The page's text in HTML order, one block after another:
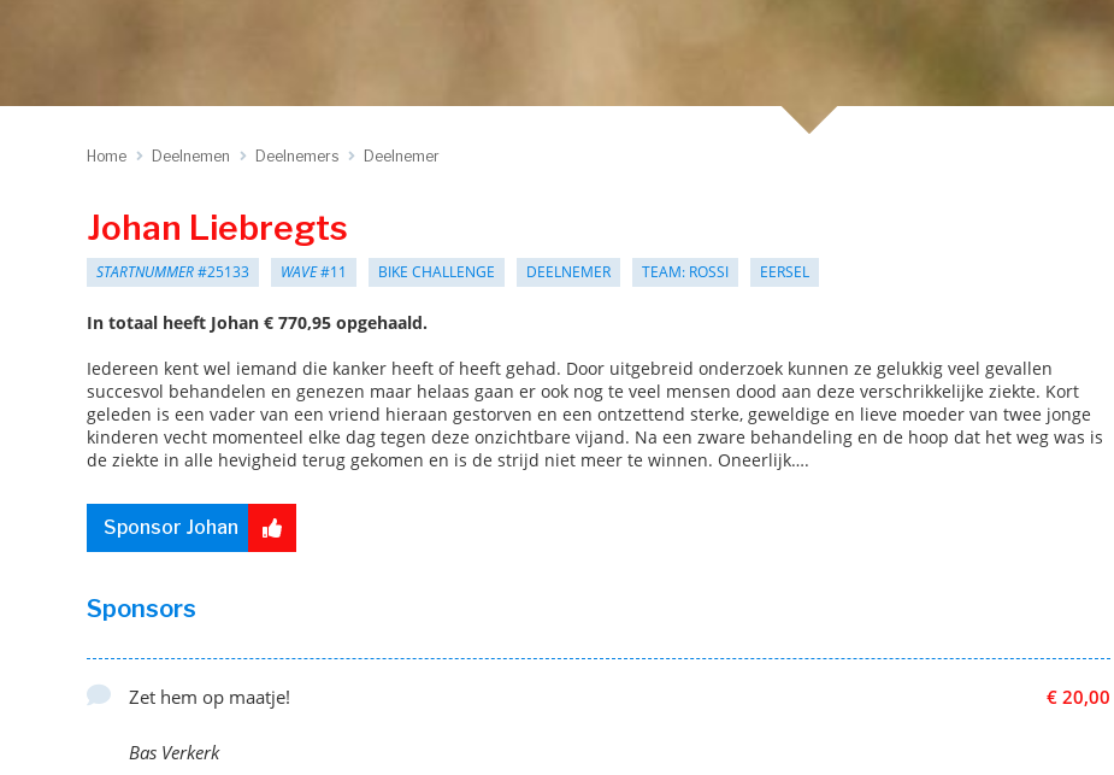
Home Deelnemen Deelnemers Deelnemer
Johan Liebregts
STARTNUMMER#25133 WAVE#11 BIKE CHALLENGE DEELNEMER TEAM: ROSSI EERSEL
In totaal heeft Johan € 770,95 opgehaald.
Iedereen kent wel iemand die kanker heeft of heeft gehad. Door uitgebreid onderzoek kunnen ze gelukkig veel gevallen
succesvol behandelen en genezen maar helaas gaan er ook nog te veel mensen dood aan deze verschrikkelijke ziekte. Kort
geleden is een vader van een vriend hieraan gestorven en een ontzettend sterke, geweldige en lieve moeder van twee jonge
kinderen vecht momenteel elke dag tegen deze onzichtbare vijand. Na een zware behandeling en de hoop dat het weg was is
de ziekte in alle hevigheid terug gekomen en is de strijd niet meer te winnen. Oneerlijk….
Sponsor Johan
Sponsors
€ 20,00
Zet hem op maatje!
Bas Verkerk